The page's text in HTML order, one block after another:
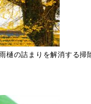
樋の詰まりを解消する掃